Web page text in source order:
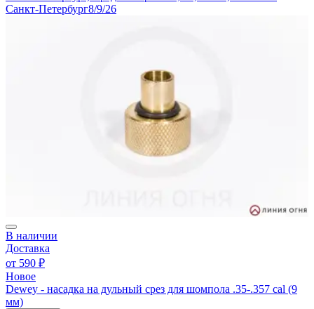
Санкт-Петербург8/9/26
В наличии
Доставка
от 590 ₽
Новое
Dewey - насадка на дульный срез для шомпола .35-.357 cal (9
мм)